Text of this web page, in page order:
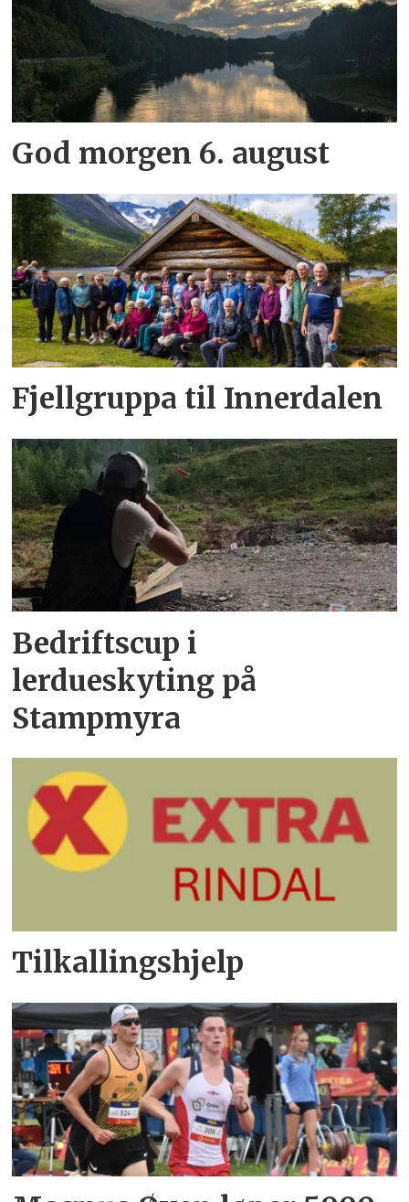
God morgen 6. august
Fjellgruppa til Innerdalen
Bedriftscup i
lerdueskyting på
Stampmyra
Tilkallingshjelp